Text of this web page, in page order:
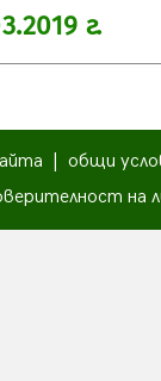
г.
общи
на